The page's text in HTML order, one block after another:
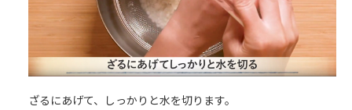
ざるにあげて、しっかりと水を切ります。